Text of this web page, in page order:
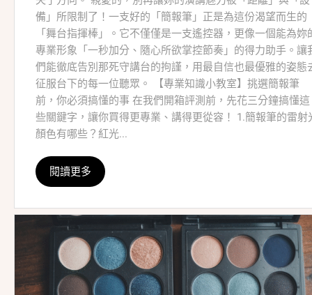
備」所限制了！一支好的「簡報筆」正是為這份渴望而生的
「舞台指揮棒」。它不僅僅是一支遙控器，更像一個能為妳
專業形象「一秒加分、隨心所欲掌控節奏」的得力助手。讓
們能徹底告別那死守講台的拘謹，用最自信也最優雅的姿態
征服台下的每一位聽眾。 【專業知識小教室】挑選簡報筆
前，你必須搞懂的事 在我們開箱評測前，先花三分鐘搞懂這
些關鍵字，讓你買得更專業、講得更從容！ 1.簡報筆的雷射
顏色有哪些？紅光...
閱讀更多